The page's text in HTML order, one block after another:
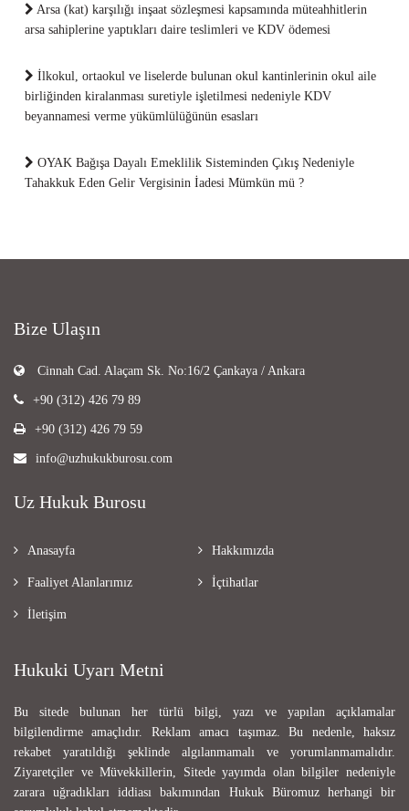
Arsa (kat) karşılığı inşaat sözleşmesi kapsamında müteahhitlerin
arsa sahiplerine yaptıkları daire teslimleri ve KDV ödemesi
İlkokul, ortaokul ve liselerde bulunan okul kantinlerinin okul aile
birliğinden kiralanması suretiyle işletilmesi nedeniyle KDV
beyannamesi verme yükümlülüğünün esasları
OYAK Bağışa Dayalı Emeklilik Sisteminden Çıkış Nedeniyle
Tahakkuk Eden Gelir Vergisinin İadesi Mümkün mü ?
Bize Ulaşın
Cinnah Cad. Alaçam Sk. No:16/2 Çankaya / Ankara
+90 (312) 426 79 89
+90 (312) 426 79 59
info@uzhukukburosu.com
Uz Hukuk Burosu
Anasayfa Hakkımızda
Faaliyet Alanlarımız İçtihatlar
İletişim
Hukuki Uyarı Metni
Bu sitede bulunan her türlü bilgi, yazı ve yapılan açıklamalar
bilgilendirme amaçlıdır. Reklam amacı taşımaz. Bu nedenle, haksız
rekabet yaratıldığı şeklinde algılanmamalı ve yorumlanmamalıdır.
Ziyaretçiler ve Müvekkillerin, Sitede yayımda olan bilgiler nedeniyle
zarara uğradıkları iddiası bakımından Hukuk Büromuz herhangi bir